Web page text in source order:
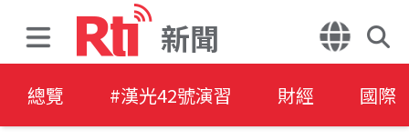
新聞
總覽 #漢光42號演習 財經 國際